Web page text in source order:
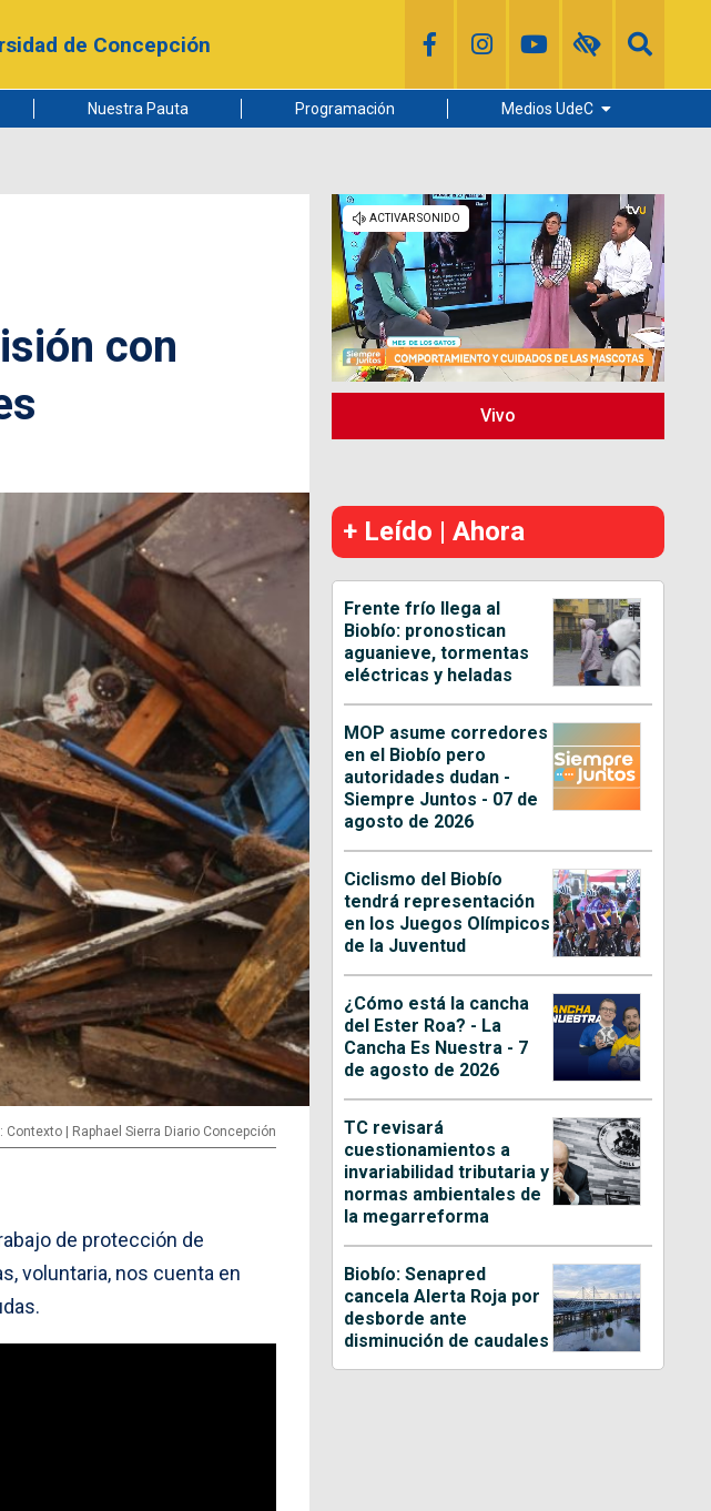
de Concepción
Nuestra Pauta Programación Medios UdeC
Radio UdeC
Noticias UdeC
La Discusión
con
Contexto | Raphael Sierra Diario Concepción
de protección de
voluntaria, nos cuenta en
Vivo
+ Leído | Ahora
Frente frío llega al
Biobío: pronostican
aguanieve, tormentas
eléctricas y heladas
MOP asume corredores
en el Biobío pero
autoridades dudan -
Siempre Juntos - 07 de
agosto de 2026
Ciclismo del Biobío
tendrá representación
en los Juegos Olímpicos
de la Juventud
¿Cómo está la cancha
del Ester Roa? - La
Cancha Es Nuestra - 7
de agosto de 2026
TC revisará
cuestionamientos a
invariabilidad tributaria y
normas ambientales de
la megarreforma
Biobío: Senapred
cancela Alerta Roja por
desborde ante
disminución de caudales